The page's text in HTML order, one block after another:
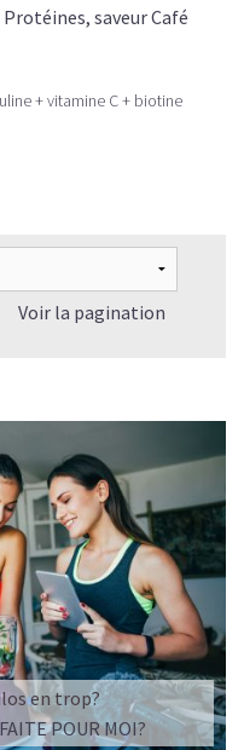
saveur Café
+ vitamine C + biotine
Voir la pagination
en trop?
POUR MOI?